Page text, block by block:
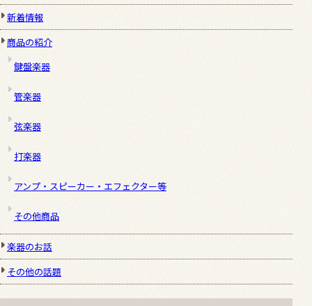
新着情報
商品の紹介
鍵盤楽器
管楽器
弦楽器
打楽器
アンプ・スピーカー・エフェクター等
その他商品
楽器のお話
その他の話題